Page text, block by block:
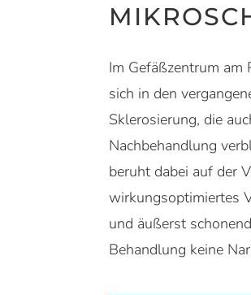
Im Gefäßzentrum am
sich in den
Sklerosierung, die
Nachbehandlung
beruht dabei auf der
wirkungsoptimiertes
und äußerst
Behandlung keine